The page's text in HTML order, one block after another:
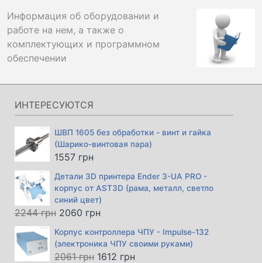
Информация об оборудовании и
работе на нем, а также о
комплектующих и программном
обеспечении
ИНТЕРЕСУЮТСЯ
ШВП 1605 без обработки - винт и гайка
(Шарико-винтовая пара)
1557 грн
Детали 3D принтера Ender 3-UA PRO -
корпус от AST3D (рама, металл, светло
синий цвет)
2244грн Первоначальная
составляла
2244 грн.
2060 грнТекущая
2060 грн.
Корпус контроллера ЧПУ - Impulse-132
(электроника ЧПУ своими руками)
2061грн Первоначальная
1612 грнТекущая